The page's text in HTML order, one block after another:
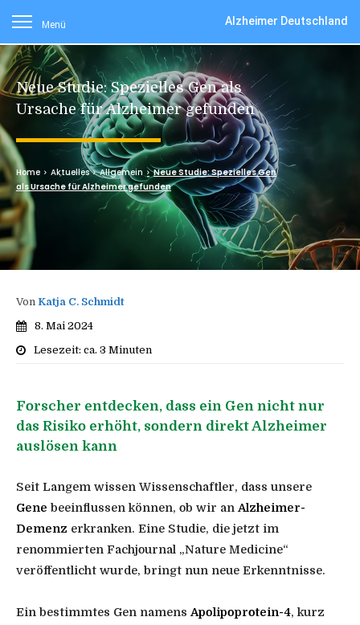
Neue Studie: Spezielles Gen als
Ursache für Alzheimer gefunden
Home Aktuelles Allgemein
Neue Studie: Spezielles Gen
als Ursache für Alzheimer gefunden
Von Katja C. Schmidt
8. Mai 2024
Lesezeit: ca. 3 Minuten
Forscher entdecken, dass ein Gen nicht nur
das Risiko erhöht, sondern direkt Alzheimer
auslösen kann
Seit Langem wissen Wissenschaftler, dass unsere
Gene beeinflussen können, ob wir an Alzheimer-
Demenz erkranken. Eine Studie, die jetzt im
renommierten Fachjournal „Nature Medicine“
veröffentlicht wurde, bringt nun neue Erkenntnisse.
Ein bestimmtes Gen namens Apolipoprotein-4, kurz
Menü Alzheimer Deutschland